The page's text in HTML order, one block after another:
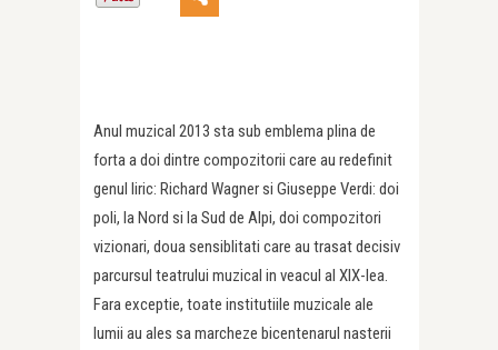
Anul muzical 2013 sta sub emblema plina de
forta a doi dintre compozitorii care au redefinit
genul liric: Richard Wagner si Giuseppe Verdi: doi
poli, la Nord si la Sud de Alpi, doi compozitori
vizionari, doua sensiblitati care au trasat decisiv
parcursul teatrului muzical in veacul al XIX-lea.
Fara exceptie, toate institutiile muzicale ale
lumii au ales sa marcheze bicentenarul nasterii